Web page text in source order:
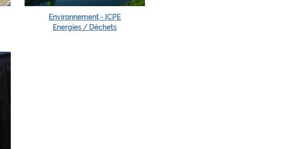
Environnement - ICPE
Energies / Déchets